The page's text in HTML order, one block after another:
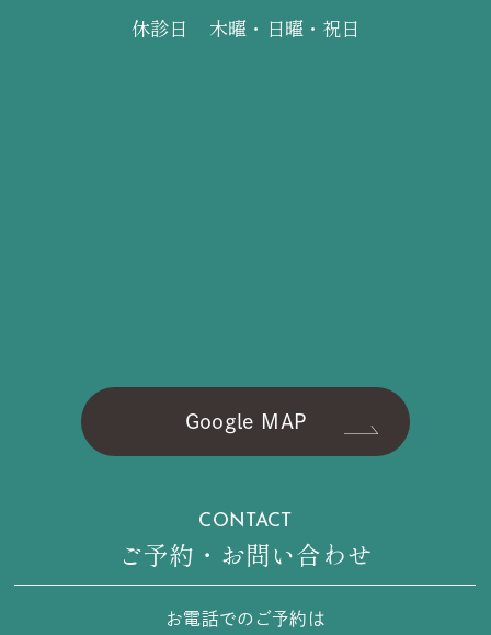
休診日 木曜・日曜・祝日
Google MAP
CONTACT
ご予約・お問い合わせ
お電話でのご予約は